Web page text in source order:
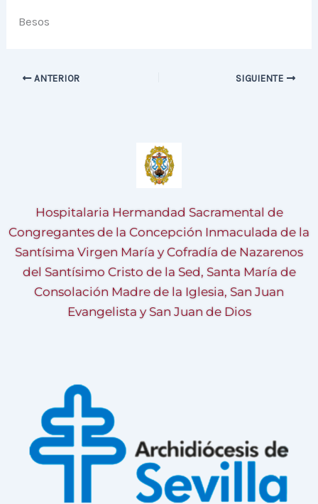
Besos
ANTERIOR SIGUIENTE
Hospitalaria Hermandad Sacramental de
Congregantes de la Concepción Inmaculada de la
Santísima Virgen María y Cofradía de Nazarenos
del Santísimo Cristo de la Sed, Santa María de
Consolación Madre de la Iglesia, San Juan
Evangelista y San Juan de Dios